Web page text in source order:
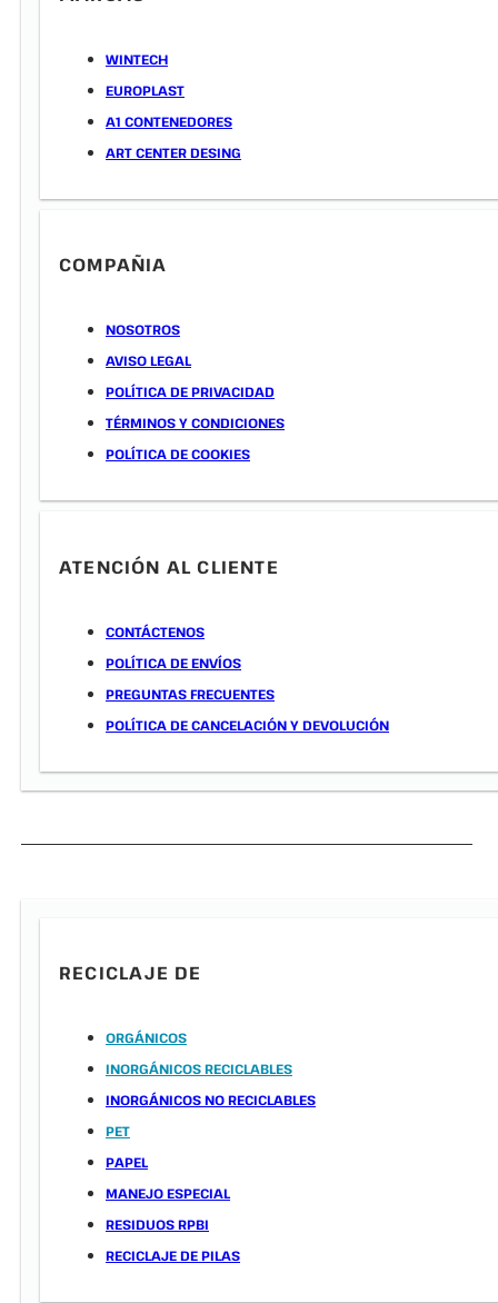
WINTECH
EUROPLAST
A1 CONTENEDORES
ART CENTER DESING
COMPAÑIA
NOSOTROS
AVISO LEGAL
POLÍTICA DE PRIVACIDAD
TÉRMINOS Y CONDICIONES
POLÍTICA DE COOKIES
ATENCIÓN AL CLIENTE
CONTÁCTENOS
POLÍTICA DE ENVÍOS
PREGUNTAS FRECUENTES
POLÍTICA DE CANCELACIÓN Y DEVOLUCIÓN
RECICLAJE DE
ORGÁNICOS
INORGÁNICOS RECICLABLES
INORGÁNICOS NO RECICLABLES
PET
PAPEL
MANEJO ESPECIAL
RESIDUOS RPBI
RECICLAJE DE PILAS